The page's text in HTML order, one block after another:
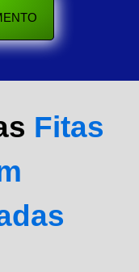
Fitas